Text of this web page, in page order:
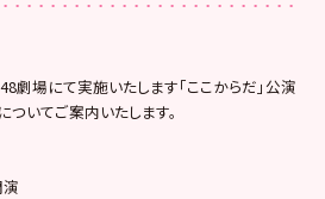
劇場にて実施いたします「ここからだ」公演
いてご案内いたします。